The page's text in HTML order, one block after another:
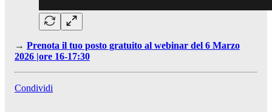
→ Prenota il tuo posto gratuito al webinar del 6 Marzo
2026 |ore 16-17:30
Condividi